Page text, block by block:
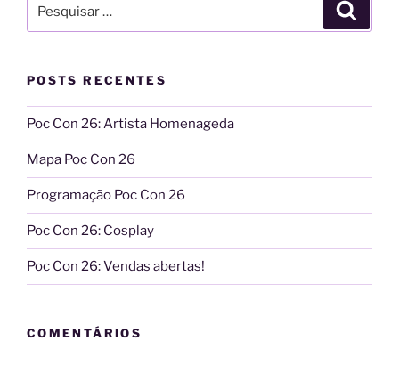
por:
POSTS RECENTES
Poc Con 26: Artista Homenageda
Mapa Poc Con 26
Programação Poc Con 26
Poc Con 26: Cosplay
Poc Con 26: Vendas abertas!
COMENTÁRIOS